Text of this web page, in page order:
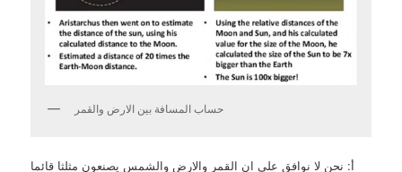
حساب المسافة بين الارض والقمر
أ: نحن لا نوافق على ان القمر والارض والشمس يصنعون مثلثا قائما